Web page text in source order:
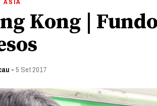
ÁSIA
Kong |
-5 Set 2017